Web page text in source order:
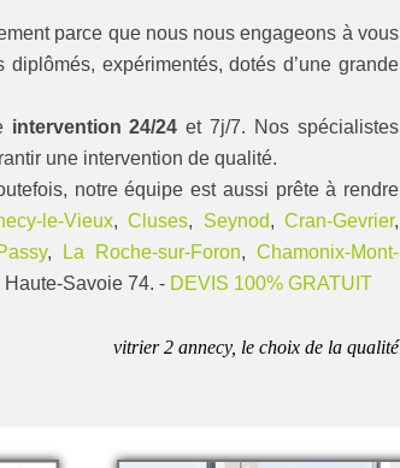
parce que nous nous engageons à vous
expérimentés, dotés d’une grande
intervention 24/24 et 7j/7. Nos spécialistes
une intervention de qualité.
notre équipe est aussi prête à rendre
le-Vieux,Cluses, Seynod, Cran-Gevrier,
, La Roche-sur-Foron, Chamonix-Mont-
Savoie 74. - DEVIS 100% GRATUIT
vitrier 2 annecy, le choix de la qualité